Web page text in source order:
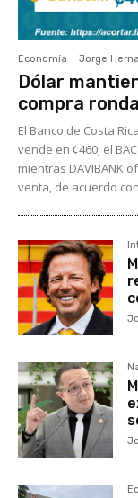
Economía Jorge
Dólar
compra
El Banco de Costa
vende en ¢460; el
mientras DAVIBANK
venta, de acuerdo